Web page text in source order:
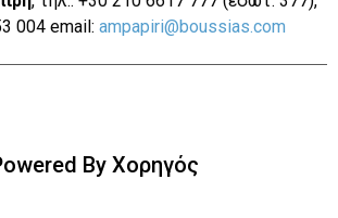
004 email: ampapiri@boussias.com
By Χορηγός